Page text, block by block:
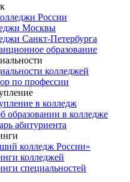
России
Москвы
Санкт-Петербурга
образование
колледжей
по профессии
в колледж
образовании в колледже
абитуриента
колледж России»
колледжей
специальностей